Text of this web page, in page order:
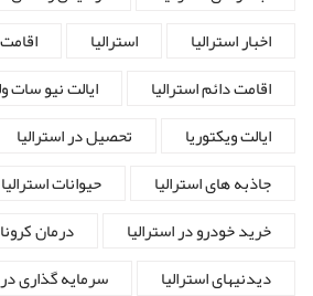
اخبار استرالیا
استرالیا
اقامت دائم استرالیا
ایالت نیو سات
ایالت ویکتوریا
تحصیل در استرالیا
جاذبه های استرالیا
حیوانات استرالیا
خرید خودرو در استرالیا
درمان
دیدنیهای استرالیا
سرمایه گذاری در